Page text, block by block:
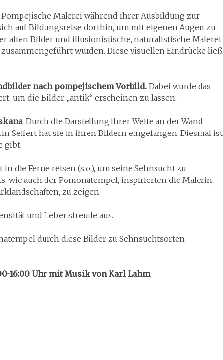
Pompejische Malerei während ihrer Ausbildung zur
auf Bildungsreise dorthin, um mit eigenen Augen zu
alten Bilder und illusionistische, naturalistische Malerei
wurden. Diese visuellen Eindrücke ließ
nach pompejischem Vorbild. Dabei wurde das
um die Bilder „antik“ erscheinen zu lassen.
. Durch die Darstellung ihrer Weite an der Wand
Seifert hat sie in ihren Bildern eingefangen. Diesmal ist
gibt.
die Ferne reisen (s.o.), um seine Sehnsucht zu
wie auch der Pomonatempel, inspirierten die Malerin,
zu zeigen.
und Lebensfreude aus.
durch diese Bilder zu Sehnsuchtsorten
16:00 Uhr mit Musik von Karl Lahm